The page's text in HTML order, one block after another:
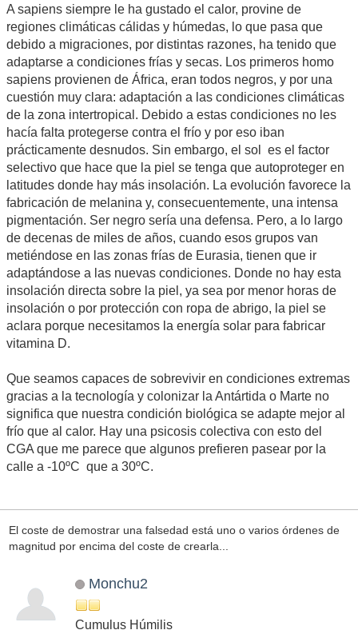
A sapiens siempre le ha gustado el calor, provine de
regiones climáticas cálidas y húmedas, lo que pasa que
debido a migraciones, por distintas razones, ha tenido que
adaptarse a condiciones frías y secas. Los primeros homo
sapiens provienen de África, eran todos negros, y por una
cuestión muy clara: adaptación a las condiciones climáticas
de la zona intertropical. Debido a estas condiciones no les
hacía falta protegerse contra el frío y por eso iban
prácticamente desnudos. Sin embargo, el sol es el factor
selectivo que hace que la piel se tenga que autoproteger en
latitudes donde hay más insolación. La evolución favorece la
fabricación de melanina y, consecuentemente, una intensa
pigmentación. Ser negro sería una defensa. Pero, a lo largo
de decenas de miles de años, cuando esos grupos van
metiéndose en las zonas frías de Eurasia, tienen que ir
adaptándose a las nuevas condiciones. Donde no hay esta
insolación directa sobre la piel, ya sea por menor horas de
insolación o por protección con ropa de abrigo, la piel se
aclara porque necesitamos la energía solar para fabricar
vitamina D.
Que seamos capaces de sobrevivir en condiciones extremas
gracias a la tecnología y colonizar la Antártida o Marte no
significa que nuestra condición biológica se adapte mejor al
frío que al calor. Hay una psicosis colectiva con esto del
CGA que me parece que algunos prefieren pasear por la
calle a -10ºC que a 30ºC.
El coste de demostrar una falsedad está uno o varios órdenes de
magnitud por encima del coste de crearla...
Monchu2
Cumulus Húmilis